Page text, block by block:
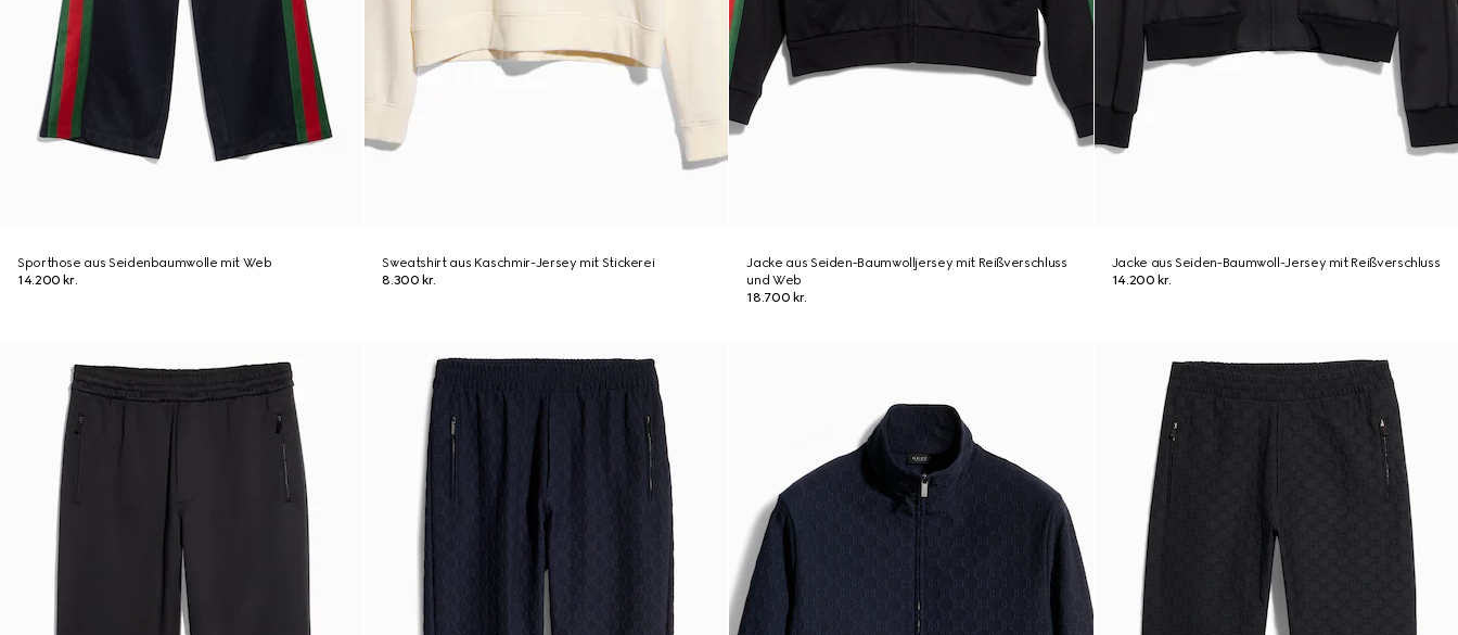
Sporthose aus Seidenbaumwolle mit Web
14.200 kr.
Sweatshirt aus Kaschmir-Jersey mit Stickerei
8.300 kr.
Jacke aus Seiden-Baumwolljersey mit Reißverschluss
und Web
18.700 kr.
Jacke aus Seiden-Baumwoll-Jersey mit Reißverschluss
14.200 kr.